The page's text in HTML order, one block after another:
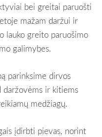
bei greitai paruošti
mažam daržui ir
lauko greito paruošimo
galimybes.
parinksime dirvos
ir kitiems
medžiagų.
įdirbti pievas, norint